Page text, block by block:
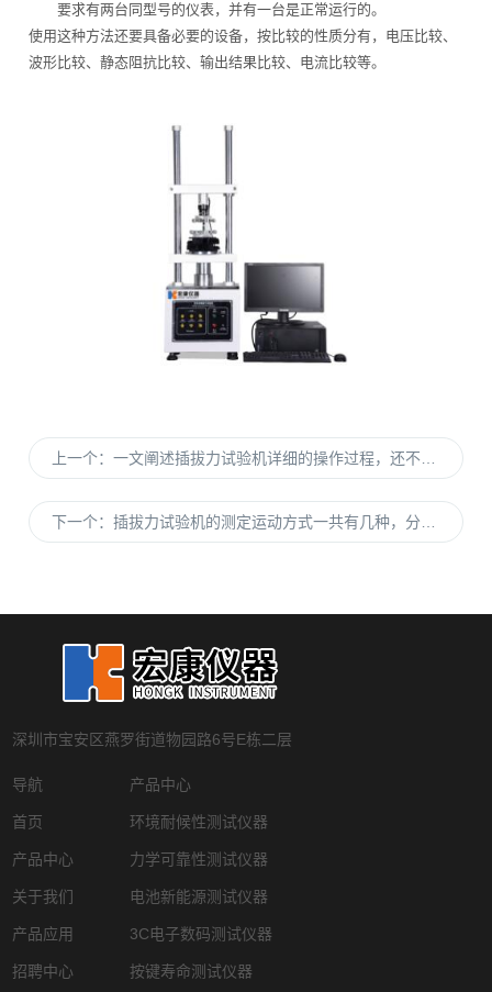
要求有两台同型号的仪表，并有一台是正常运行的。
使用这种方法还要具备必要的设备，按比较的性质分有，电压比较、
波形比较、静态阻抗比较、输出结果比较、电流比较等。
上一个：一文阐述插拔力试验机详细的操作过程，还不快收藏
下一个：插拔力试验机的测定运动方式一共有几种，分别是怎么样的
深圳市宝安区燕罗街道物园路6号E栋二层
导航
首页
产品中心
关于我们
产品应用
招聘中心
产品中心
环境耐候性测试仪器
力学可靠性测试仪器
电池新能源测试仪器
3C电子数码测试仪器
按键寿命测试仪器